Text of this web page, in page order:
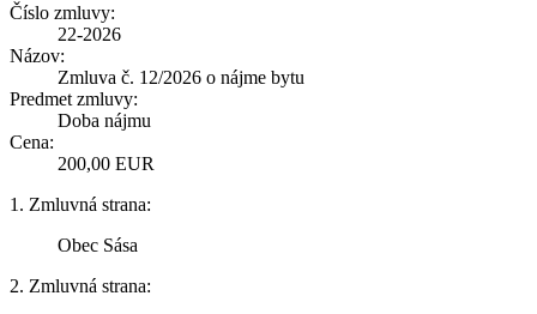
Číslo zmluvy:
22-2026
Názov:
Zmluva č. 12/2026 o nájme bytu
Predmet zmluvy:
Doba nájmu
Cena:
200,00 EUR
1. Zmluvná strana:
Obec Sása
2. Zmluvná strana: